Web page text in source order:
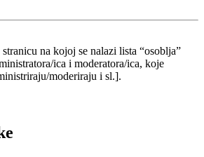
na kojoj se nalazi lista “osoblja”
ica i moderatora/ica, koje
moderiraju i sl.].